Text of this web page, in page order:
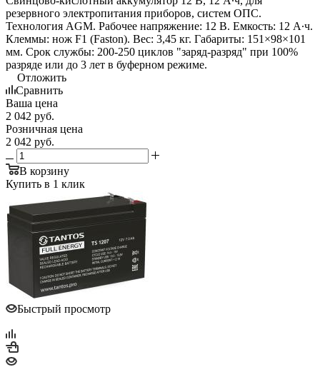
резервного электропитания приборов, систем ОПС.
Технология AGM. Рабочее напряжение: 12 В. Емкость: 12 А∙ч.
Клеммы: нож F1 (Faston). Вес: 3,45 кг. Габариты: 151×98×101
мм. Срок службы: 200-250 циклов "заряд-разряд" при 100%
разряде или до 3 лет в буферном режиме.
Отложить
Сравнить
Ваша цена
2 042 руб.
Розничная цена
2 042 руб.
В корзину
Купить в 1 клик
Быстрый просмотр